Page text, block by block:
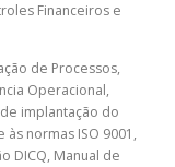
Financeiros e
de Processos,
Operacional,
implantação do
normas ISO 9001,
DICQ, Manual de